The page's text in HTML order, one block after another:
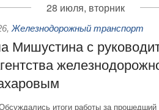
28 июля, вторник
, Железнодорожный транспорт
Мишустина с
итоги работы за